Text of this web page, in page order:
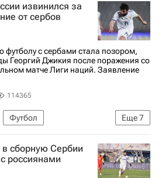
Евро-2024
извинился за
от сербов
футболу с сербами стала позором,
Георгий Джикия после поражения со
матче Лиги наций. Заявление
114365
Еще7
Футбол
МФК "Спартак"
сборную Сербии
россиянами